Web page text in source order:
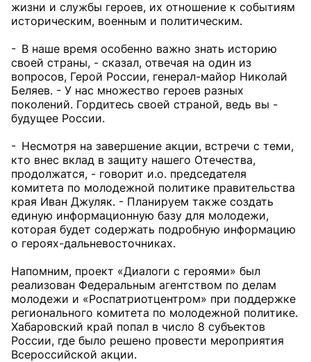
жизни и службы героев, их отношение к событиям
историческим, военным и политическим.
- В наше время особенно важно знать историю
своей страны, - сказал, отвечая на один из
вопросов, Герой России, генерал-майор Николай
Беляев. - У нас множество героев разных
поколений. Гордитесь своей страной, ведь вы -
будущее России.
- Несмотря на завершение акции, встречи с теми,
кто внес вклад в защиту нашего Отечества,
продолжатся, - говорит и.о. председателя
комитета по молодежной политике правительства
края Иван Джуляк. - Планируем также создать
единую информационную базу для молодежи,
которая будет содержать подробную информацию
о героях-дальневосточниках.
Напомним, проект «Диалоги с героями» был
реализован Федеральным агентством по делам
молодежи и «Роспатриотцентром» при поддержке
регионального комитета по молодежной политике.
Хабаровский край попал в число 8 субъектов
России, где было решено провести мероприятия
Всероссийской акции.